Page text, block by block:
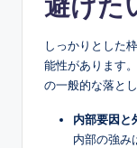
しっかりとした
能性があります
の一般的な落と
内部要因と
内部の強み